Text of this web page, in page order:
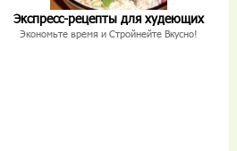
Экспресс-рецепты для худеющих
Экономьте время и Стройнейте Вкусно!